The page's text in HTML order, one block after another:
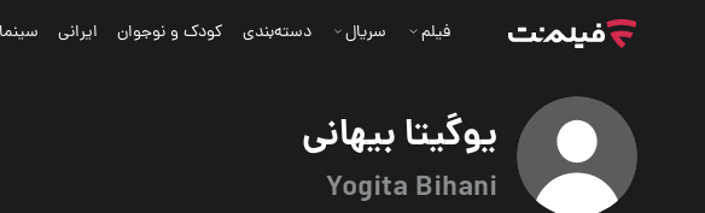
یوگیتا بیهانی
Yogita Bihani
فیلم سریال دسته‌بندی کودک و نوجوان ایرانی